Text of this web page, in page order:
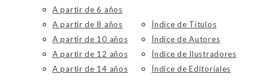
A partir de 6 años
A partir de 8 años
A partir de 10 años
A partir de 12 años
A partir de 14 años
Índice de Títulos
Índice de Autores
Índice de Ilustradores
Índice de Editoriales